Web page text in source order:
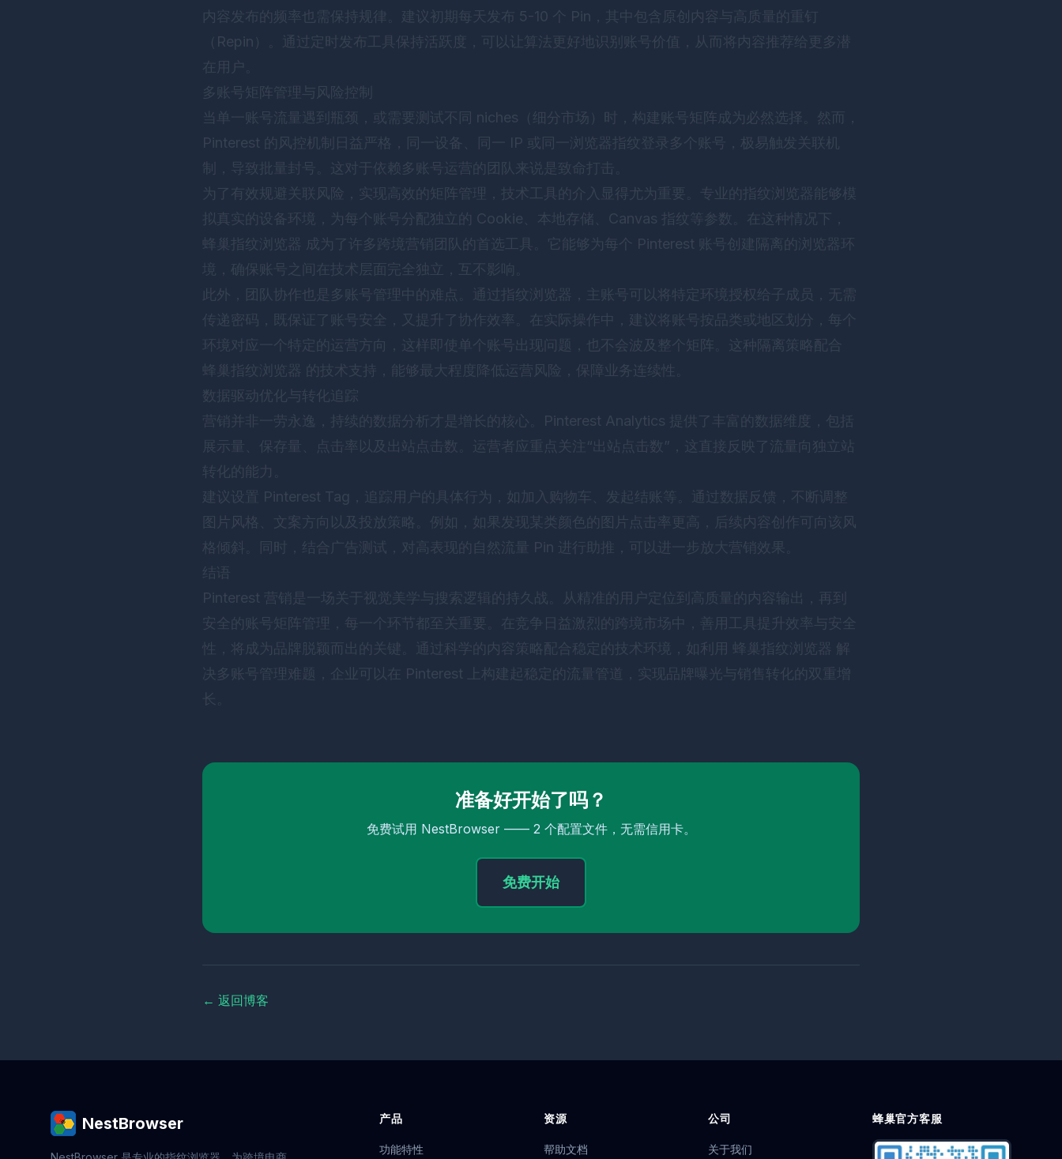
内容发布的频率也需保持规律。建议初期每天发布 5-10 个 Pin，其中包含原创内容与高质量的重钉
（Repin）。通过定时发布工具保持活跃度，可以让算法更好地识别账号价值，从而将内容推荐给更多潜
在用户。
多账号矩阵管理与风险控制
当单一账号流量遇到瓶颈，或需要测试不同 niches（细分市场）时，构建账号矩阵成为必然选择。然而，
Pinterest 的风控机制日益严格，同一设备、同一 IP 或同一浏览器指纹登录多个账号，极易触发关联机
制，导致批量封号。这对于依赖多账号运营的团队来说是致命打击。
为了有效规避关联风险，实现高效的矩阵管理，技术工具的介入显得尤为重要。专业的指纹浏览器能够模
拟真实的设备环境，为每个账号分配独立的 Cookie、本地存储、Canvas 指纹等参数。在这种情况下，
蜂巢指纹浏览器 成为了许多跨境营销团队的首选工具。它能够为每个 Pinterest 账号创建隔离的浏览器环
境，确保账号之间在技术层面完全独立，互不影响。
此外，团队协作也是多账号管理中的难点。通过指纹浏览器，主账号可以将特定环境授权给子成员，无需
传递密码，既保证了账号安全，又提升了协作效率。在实际操作中，建议将账号按品类或地区划分，每个
环境对应一个特定的运营方向，这样即使单个账号出现问题，也不会波及整个矩阵。这种隔离策略配合
蜂巢指纹浏览器 的技术支持，能够最大程度降低运营风险，保障业务连续性。
数据驱动优化与转化追踪
营销并非一劳永逸，持续的数据分析才是增长的核心。Pinterest Analytics 提供了丰富的数据维度，包括
展示量、保存量、点击率以及出站点击数。运营者应重点关注“出站点击数”，这直接反映了流量向独立站
转化的能力。
建议设置 Pinterest Tag，追踪用户的具体行为，如加入购物车、发起结账等。通过数据反馈，不断调整
图片风格、文案方向以及投放策略。例如，如果发现某类颜色的图片点击率更高，后续内容创作可向该风
格倾斜。同时，结合广告测试，对高表现的自然流量 Pin 进行助推，可以进一步放大营销效果。
结语
Pinterest 营销是一场关于视觉美学与搜索逻辑的持久战。从精准的用户定位到高质量的内容输出，再到
安全的账号矩阵管理，每一个环节都至关重要。在竞争日益激烈的跨境市场中，善用工具提升效率与安全
性，将成为品牌脱颖而出的关键。通过科学的内容策略配合稳定的技术环境，如利用
蜂巢指纹浏览器 解
决多账号管理难题，企业可以在 Pinterest 上构建起稳定的流量管道，实现品牌曝光与销售转化的双重增
长。
准备好开始了吗？
免费试用 NestBrowser —— 2 个配置文件，无需信用卡。
免费开始
← 返回博客
NestBrowser 产品
功能特性
资源
帮助文档
公司
关于我们
蜂巢官方客服